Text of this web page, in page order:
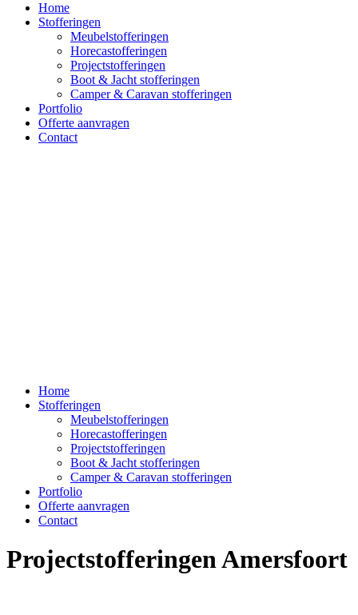
Home
Stofferingen
Meubelstofferingen
Horecastofferingen
Projectstofferingen
Boot & Jacht stofferingen
Camper & Caravan stofferingen
Portfolio
Offerte aanvragen
Contact
Home
Stofferingen
Meubelstofferingen
Horecastofferingen
Projectstofferingen
Boot & Jacht stofferingen
Camper & Caravan stofferingen
Portfolio
Offerte aanvragen
Contact
Projectstofferingen Amersfoort